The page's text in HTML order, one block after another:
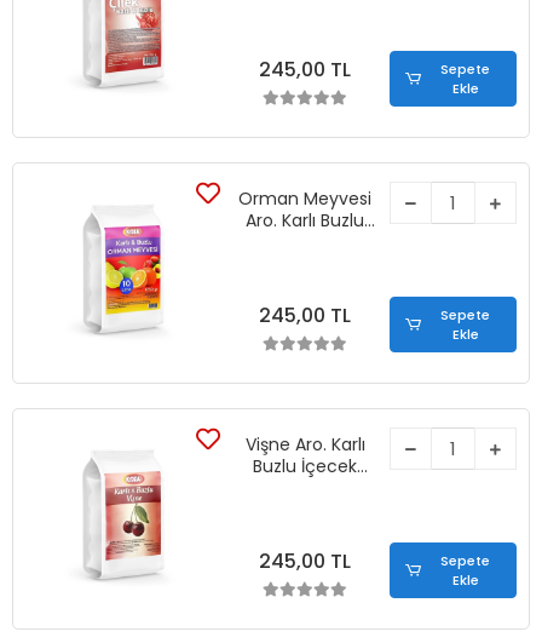
245,00 TL
Sepete
Ekle
Orman Meyvesi
Aro. Karlı Buzlu
245,00 TL
Sepete
Ekle
Vişne Aro. Karlı
Buzlu İçecek
245,00 TL
Sepete
Ekle